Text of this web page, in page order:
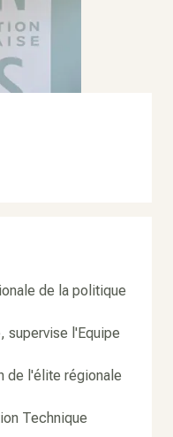
de la politique
supervise l'Equipe
de l'élite régionale
Technique